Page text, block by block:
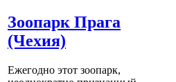
Зоопарк Прага
(Чехия)
Ежегодно этот зоопарк,